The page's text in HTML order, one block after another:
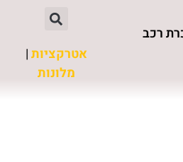
רכב
אטרקציות|
מלונות